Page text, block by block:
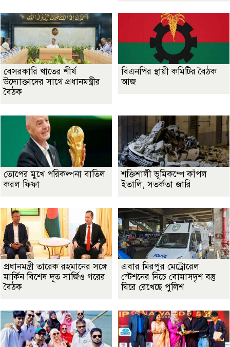
বেসরকারি খাতের শীর্ষ
উদ্যোক্তাদের সাথে প্রধানমন্ত্রীর
বৈঠক
বিএনপির স্থায়ী কমিটির বৈঠক
আজ
তোপের মুখে পরিকল্পনা বাতিল
করল ফিফা
শক্তিশালী ভূমিকম্পে কাঁপল
ইতালি, সতর্কতা জারি
প্রধানমন্ত্রী তারেক রহমানের সঙ্গে
মার্কিন বিশেষ দূত সার্জিও গরের
বৈঠক
এবার মিরপুর মেট্রোরেল
স্টেশনের নিচে বোমাসদৃশ বস্তু
ঘিরে রেখেছে পুলিশ